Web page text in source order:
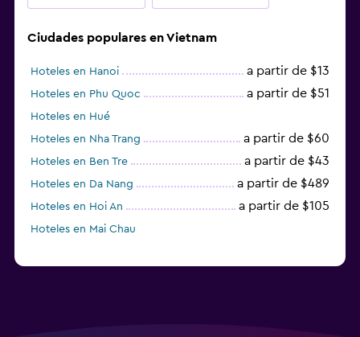
Ciudades populares en Vietnam
Hoteles en Hanoi a partir de $13
Hoteles en Phu Quoc a partir de $51
Hoteles en Hué
Hoteles en Nha Trang
a partir de $60
Hoteles en Ben Tre a partir de $43
Hoteles en Da Nang a partir de $489
Hoteles en Hoi An a partir de $105
Hoteles en Mai Chau